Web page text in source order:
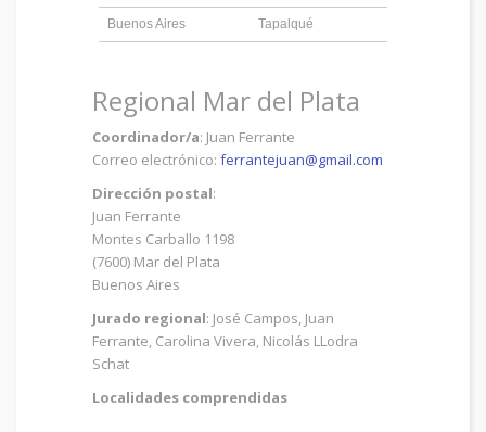
Buenos Aires Tapalqué
Regional Mar del Plata
Coordinador/a: Juan Ferrante
Correo electrónico: ferrantejuan@gmail.com
Dirección postal:
Juan Ferrante
Montes Carballo 1198
(7600) Mar del Plata
Buenos Aires
Jurado regional: José Campos, Juan
Ferrante, Carolina Vivera, Nicolás LLodra
Schat
Localidades comprendidas